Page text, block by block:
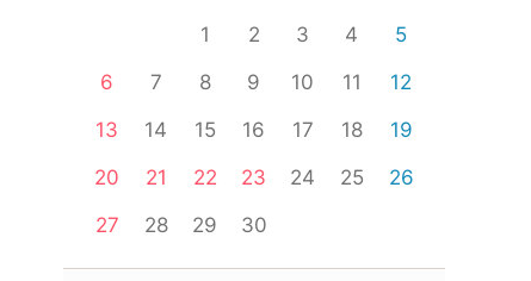
1 2 3 4
5
6
7 8 9 10 11
12
13
14 15 16 17 18
19
20
21 22 23 24 25
26
27
28 29 30